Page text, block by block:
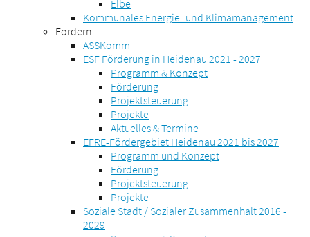
Elbe
Kommunales Energie- und Klimamanagement
Fördern
ASSKomm
ESF Förderung in Heidenau 2021 - 2027
Programm & Konzept
Förderung
Projektsteuerung
Projekte
Aktuelles & Termine
EFRE-Fördergebiet Heidenau 2021 bis 2027
Programm und Konzept
Förderung
Projektsteuerung
Projekte
Soziale Stadt / Sozialer Zusammenhalt 2016 -
2029